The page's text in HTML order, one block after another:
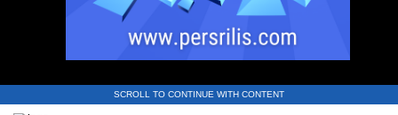
SCROLL TO CONTINUE WITH CONTENT